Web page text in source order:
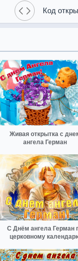
Код
Живая открытка с
ангела Герман
С Днём ангела Герман
церковному